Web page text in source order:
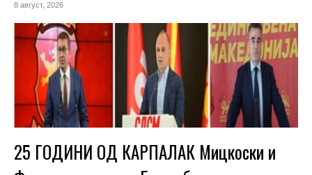
8 август, 2026
25 ГОДИНИ ОД КАРПАЛАК Мицкоски и